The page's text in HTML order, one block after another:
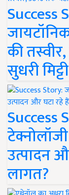
Success
की
सुधरी
Success
उत्पादन
लागत?